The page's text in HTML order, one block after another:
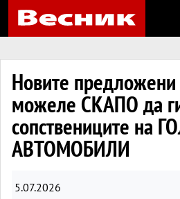
Новите
можеле СКАПО да
сопствениците на
АВТОМОБИЛИ
5.07.2026